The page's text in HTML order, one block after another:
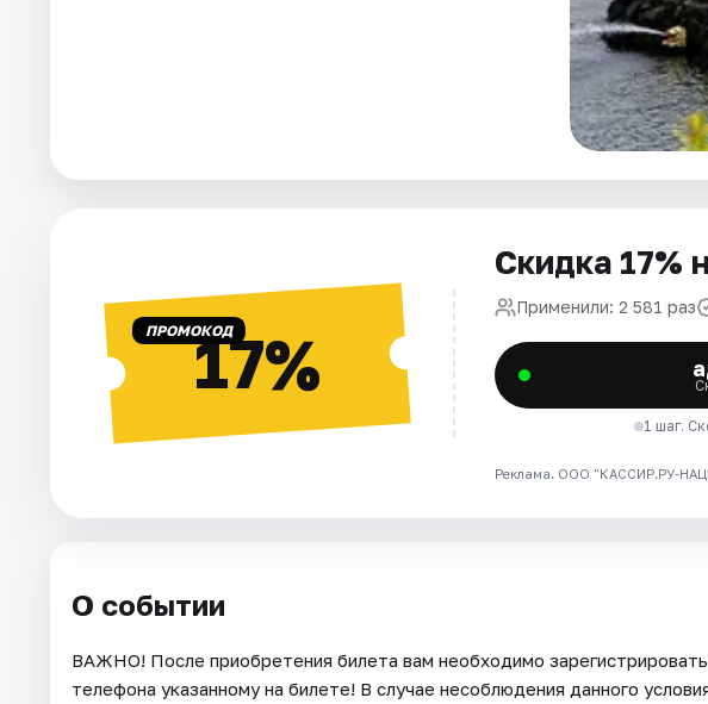
ПРОМОКОД17%
Скидка 17%
Применили: 2 581 раз
1 шаг.
Реклама. ООО "КАССИР.РУ-
О событии
ВАЖНО! После приобретения билета вам необходимо
телефона указанному на билете! В случае несоблюдения данного